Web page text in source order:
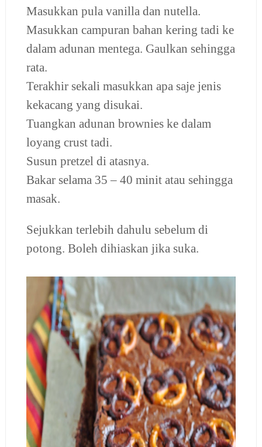
Masukkan pula vanilla dan nutella.
Masukkan campuran bahan kering tadi ke
dalam adunan mentega. Gaulkan sehingga
rata.
Terakhir sekali masukkan apa saje jenis
kekacang yang disukai.
Tuangkan adunan brownies ke dalam
loyang crust tadi.
Susun pretzel di atasnya.
Bakar selama 35 – 40 minit atau sehingga
masak.
Sejukkan terlebih dahulu sebelum di
potong. Boleh dihiaskan jika suka.